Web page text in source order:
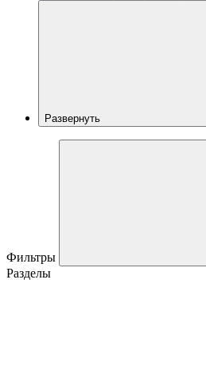
Развернуть
Фильтры
Разделы